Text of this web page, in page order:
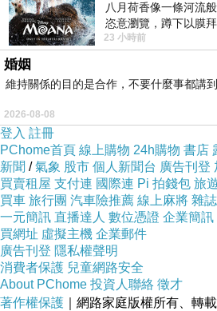
八月荷香像一條河流
恣意瀏覽，蹲下以膜
時我把美麗的遐想掛在
23 小時前
婚姻
維持關係的目的是合作，不要什麼事都講
2026-08-08
登入 註冊
PChome首頁 線上購物 24h購物 書店
新聞 /氣象 股市 個人新聞台 廣告刊登
買賣租屋 支付連 國際連 Pi 拍錢包 旅
買車 旅行團 汽車險推薦 線上麻將 雜誌
一元簡訊 直播達人 數位憑證 企業簡訊
買網址 虛擬主機 企業郵件
廣告刊登 隱私權聲明
消費者保護 兒童網路安全
About PChome 投資人聯絡 徵才
著作權保護 ｜網路家庭版權所有、轉